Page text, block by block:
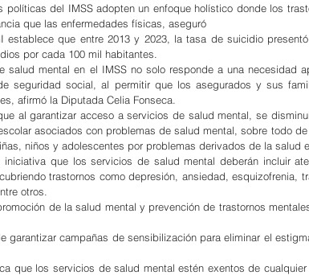
políticas del IMSS adopten un enfoque holístico donde los
que las enfermedades físicas, aseguró
establece que entre 2013 y 2023, la tasa de suicidio
por cada 100 mil habitantes.
salud mental en el IMSS no solo responde a una necesidad
seguridad social, al permitir que los asegurados y sus
afirmó la Diputada Celia Fonseca.
al garantizar acceso a servicios de salud mental, se
asociados con problemas de salud mental, sobre todo
niños y adolescentes por problemas derivados de la salud
que los servicios de salud mental deberán incluir
trastornos como depresión, ansiedad, esquizofrenia,
otros.
de la salud mental y prevención de trastornos
garantizar campañas de sensibilización para eliminar el
que los servicios de salud mental estén exentos de